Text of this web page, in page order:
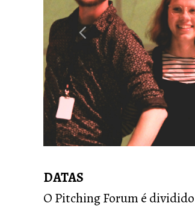
DATAS
O Pitching Forum é